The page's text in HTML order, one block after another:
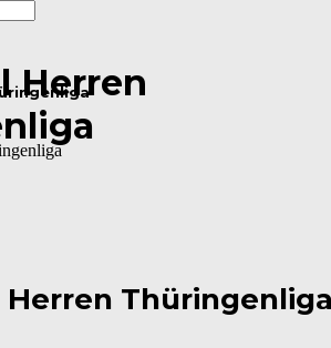
Herren